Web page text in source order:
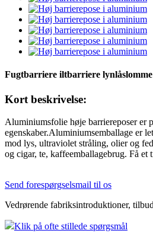
Fugtbarriere iltbarriere
Kort beskrivelse:
Aluminiumsfolie høje barriereposer er
egenskaber.Aluminiumsemballage er
mod lys, ultraviolet stråling, olier og
og cigar, te, kaffeemballagebrug. Få
Send forespørgselsmail til os
Vedrørende fabriksintroduktioner,
Klik på ofte stillede spørgsmål